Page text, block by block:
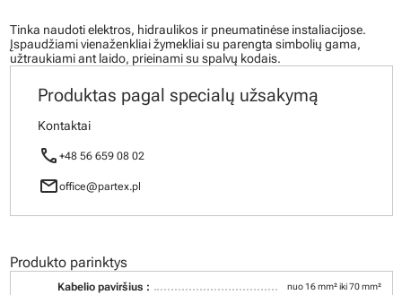
Tinka naudoti elektros, hidraulikos ir pneumatinėse instaliacijose.
Įspaudžiami vienaženkliai žymekliai su parengta simbolių gama,
užtraukiami ant laido, prieinami su spalvų kodais.
Produktas pagal specialų užsakymą
Kontaktai
call +48 56 659 08 02
mailoffice@partex.pl
Produkto parinktys
Kabelio paviršius : nuo 16 mm² iki 70 mm²